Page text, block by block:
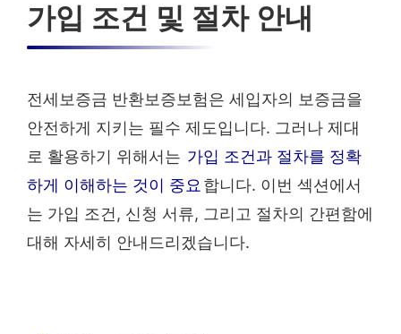
가입 조건 및 절차 안내
전세보증금 반환보증보험은 세입자의 보증금을
안전하게 지키는 필수 제도입니다. 그러나 제대
로 활용하기 위해서는 가입 조건과 절차를 정확
하게 이해하는 것이 중요 합니다. 이번 섹션에서
는 가입 조건, 신청 서류, 그리고 절차의 간편함에
대해 자세히 안내드리겠습니다.